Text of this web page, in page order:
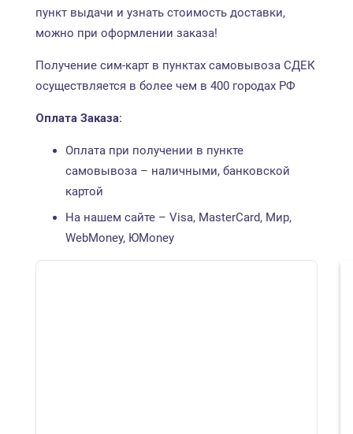
пункт выдачи и узнать стоимость доставки,
можно при оформлении заказа!
Получение сим-карт в пунктах самовывоза СДЕК
осуществляется в более чем в 400 городах РФ
Оплата Заказа:
Оплата при получении в пункте
самовывоза – наличными, банковской
картой
На нашем сайте – Visa, MasterCard, Мир,
WebMoney, ЮMoney